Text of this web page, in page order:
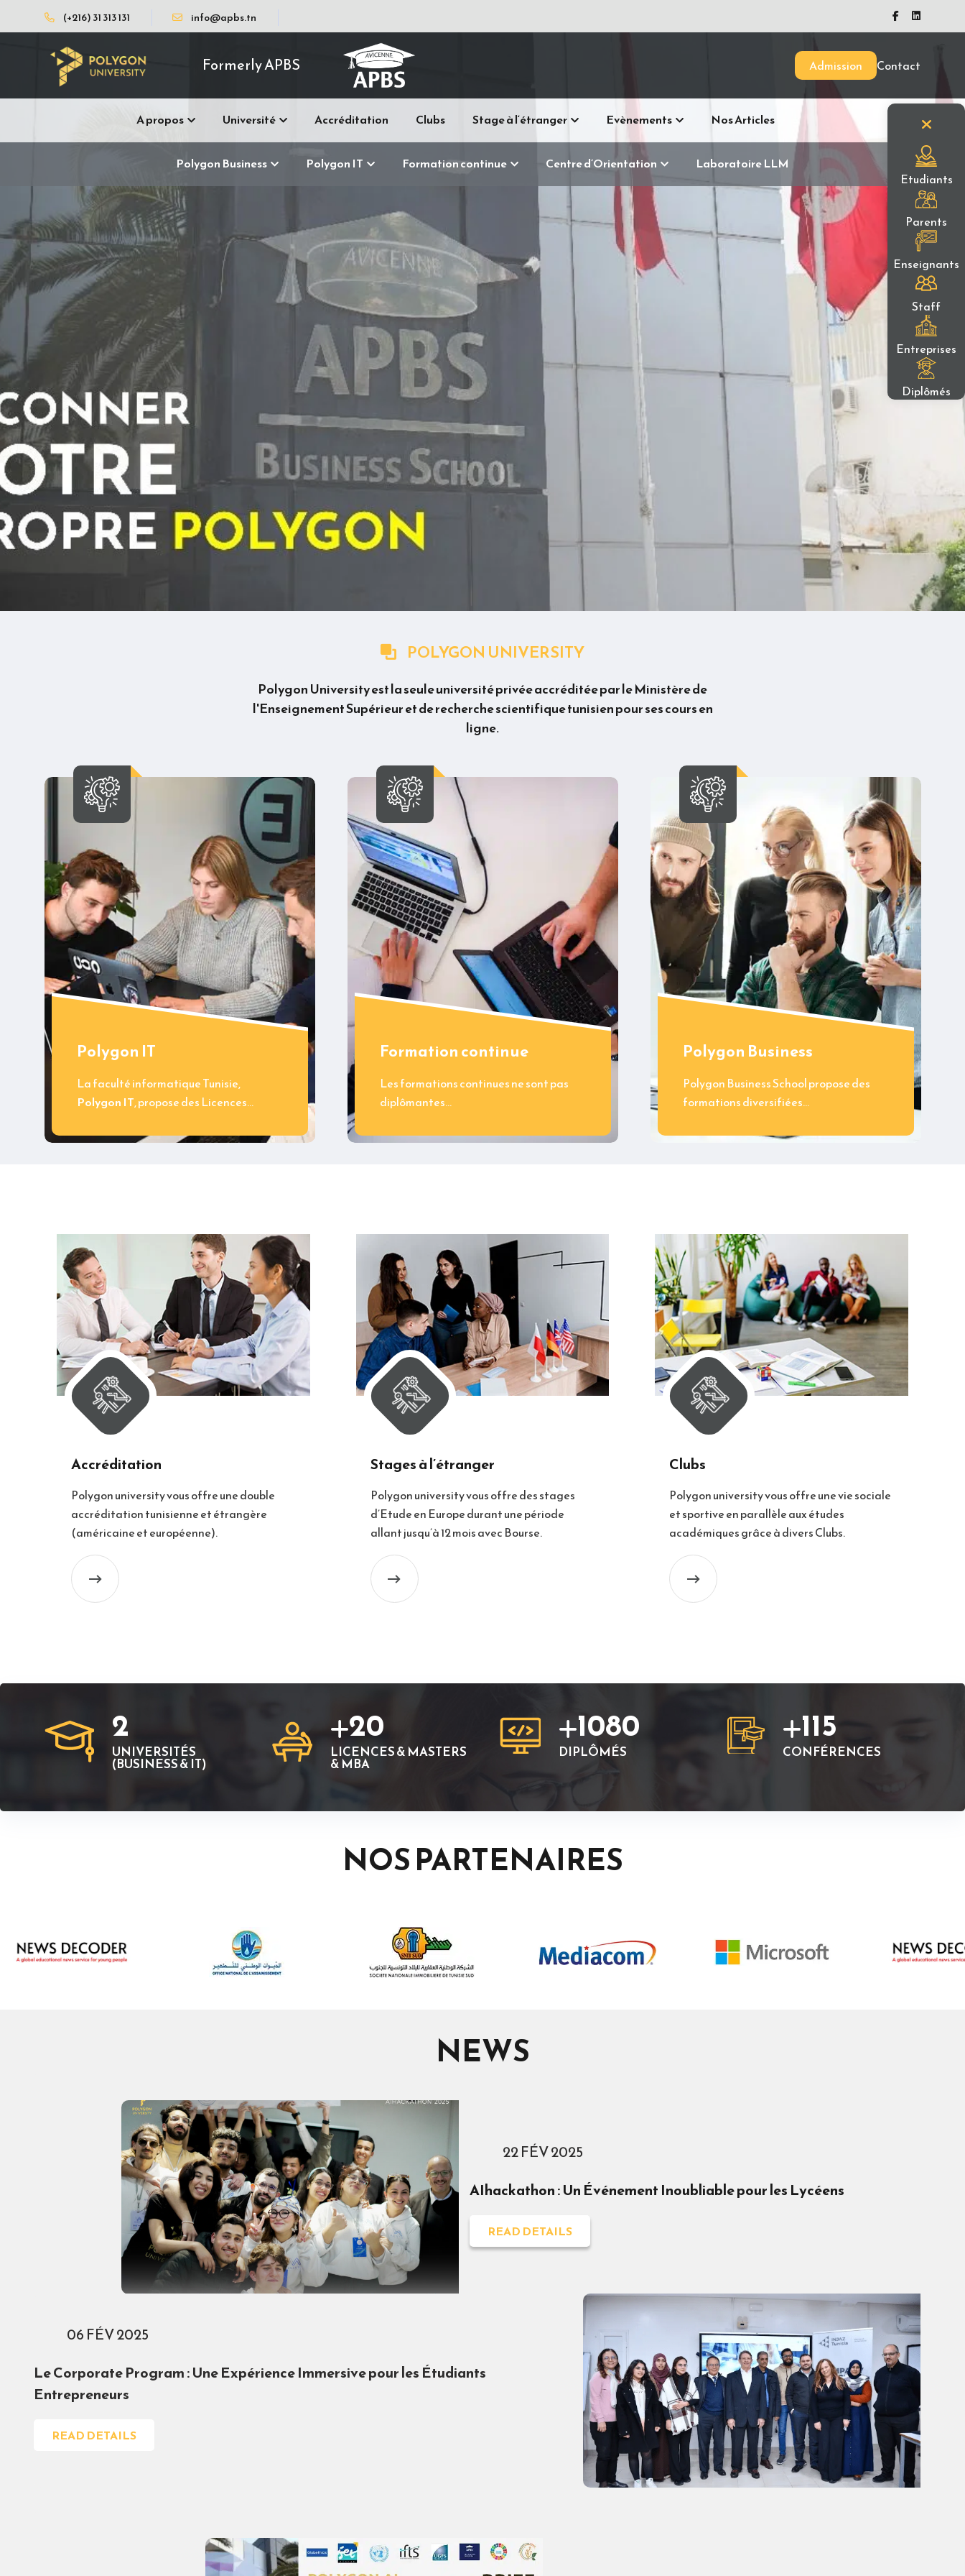
Etudiants
Parents
Enseignants
Staff
Entreprises
Diplômés
(+216) 31 313 131 info@apbs.tn
Formerly APBS Admission Contact
A propos Université Accréditation Clubs Stage à l‘étranger Evènements Nos Articles
Polygon Business Polygon IT Formation continue Centre d’Orientation Laboratoire LLM
POLYGON UNIVERSITY
Polygon University est la seule université privée accréditée par le Ministère de
l'Enseignement Supérieur et de recherche scientifique tunisien pour ses cours en
ligne.
Polygon IT
La faculté informatique Tunisie,
Polygon IT, propose des Licences…
Formation continue
Les formations continues ne sont pas
diplômantes…
Polygon Business
Polygon Business School propose des
formations diversifiées…
Accréditation
Polygon university vous offre une double
accréditation tunisienne et étrangère
(américaine et européenne).
Stages à l’étranger
Polygon university vous offre des stages
d’Etude en Europe durant une période
allant jusqu’à 12 mois avec Bourse.
Clubs
Polygon university vous offre une vie sociale
et sportive en parallèle aux études
académiques grâce à divers Clubs.
2
UNIVERSITÉS
(BUSINESS & IT)
20
LICENCES & MASTERS
& MBA
1080
DIPLÔMÉS
115
CONFÉRENCES
NOS PARTENAIRES
NEWS
22 FÉV 2025
AIhackathon : Un Événement Inoubliable pour les Lycéens
READ DETAILS
06 FÉV 2025
Le Corporate Program : Une Expérience Immersive pour les Étudiants
Entrepreneurs
READ DETAILS